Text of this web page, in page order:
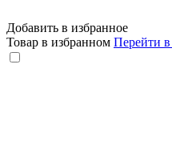
Добавить в избранное
Товар в избранном Перейти